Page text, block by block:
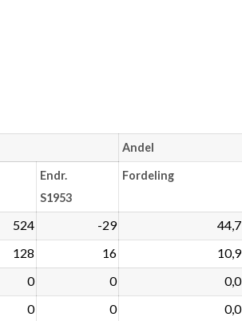
Andel
Endr.
S1953
Fordeling
524 -29 44,7
128 16 10,9
0 0 0,0
0 0 0,0